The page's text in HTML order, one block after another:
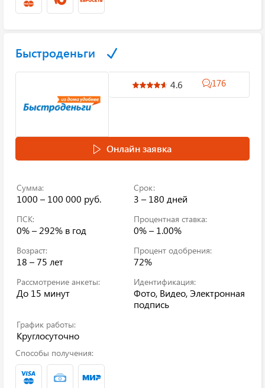
Быстроденьги
4.6 176
Онлайн заявка
Сумма:
1000 – 100 000 руб.
Срок:
3 – 180 дней
ПСК:
0% – 292% в год
Процентная ставка:
0% – 1.00%
Возраст:
18 – 75 лет
Процент одобрения:
72%
Рассмотрение анкеты:
До 15 минут
Идентификация:
Фото, Видео, Электронная
подпись
График работы:
Круглосуточно
Способы получения: